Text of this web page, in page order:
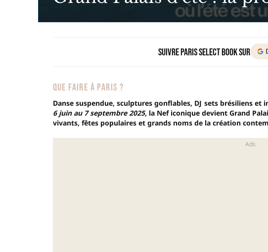
Suivre Paris Select Book sur
QUE FAIRE À PARIS ?
Danse suspendue, sculptures gonflables, DJ sets brésiliens et
6 juin au 7 septembre 2025, la Nef iconique devient Grand
vivants, fêtes populaires et grands noms de la création